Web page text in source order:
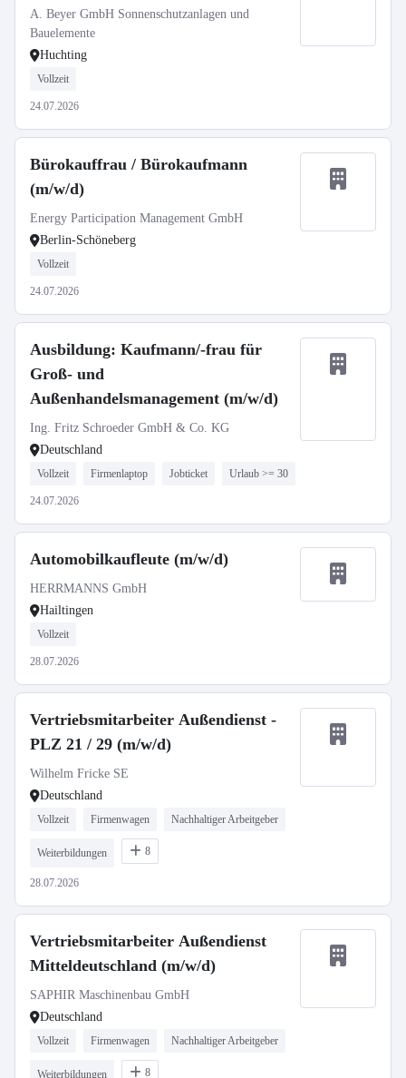
A. Beyer GmbH Sonnenschutzanlagen und
Bauelemente
Huchting
Vollzeit
24.07.2026
Bürokauffrau / Bürokaufmann
(m/w/d)
Energy Participation Management GmbH
Berlin-Schöneberg
Vollzeit
24.07.2026
Ausbildung: Kaufmann/-frau für
Groß- und
Außenhandelsmanagement (m/w/d)
Ing. Fritz Schroeder GmbH & Co. KG
Deutschland
Vollzeit Firmenlaptop Jobticket Urlaub >= 30
24.07.2026
Automobilkaufleute (m/w/d)
HERRMANNS GmbH
Hailtingen
Vollzeit
28.07.2026
Vertriebsmitarbeiter Außendienst -
PLZ 21 / 29 (m/w/d)
Wilhelm Fricke SE
Deutschland
Vollzeit Firmenwagen Nachhaltiger Arbeitgeber
Weiterbildungen 8
28.07.2026
Vertriebsmitarbeiter Außendienst
Mitteldeutschland (m/w/d)
SAPHIR Maschinenbau GmbH
Deutschland
Vollzeit Firmenwagen Nachhaltiger Arbeitgeber
Weiterbildungen 8